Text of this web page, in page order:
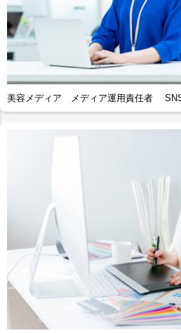
美容メディア メディア運用責任者